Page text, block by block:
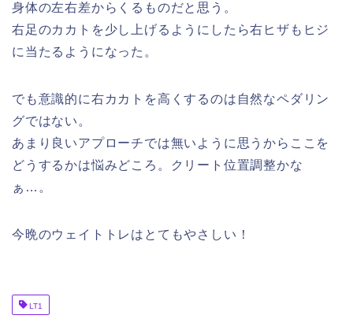
身体の左右差からくるものだと思う。
右足のカカトを少し上げるようにしたら右ヒザもヒジ
に当たるようになった。
でも意識的に右カカトを高くするのは自然なペダリン
グではない。
あまり良いアプローチでは無いように思うからここを
どうするかは悩みどころ。クリート位置調整かな
ぁ…。
今晩のウェイトトレはとてもやさしい！
LT1